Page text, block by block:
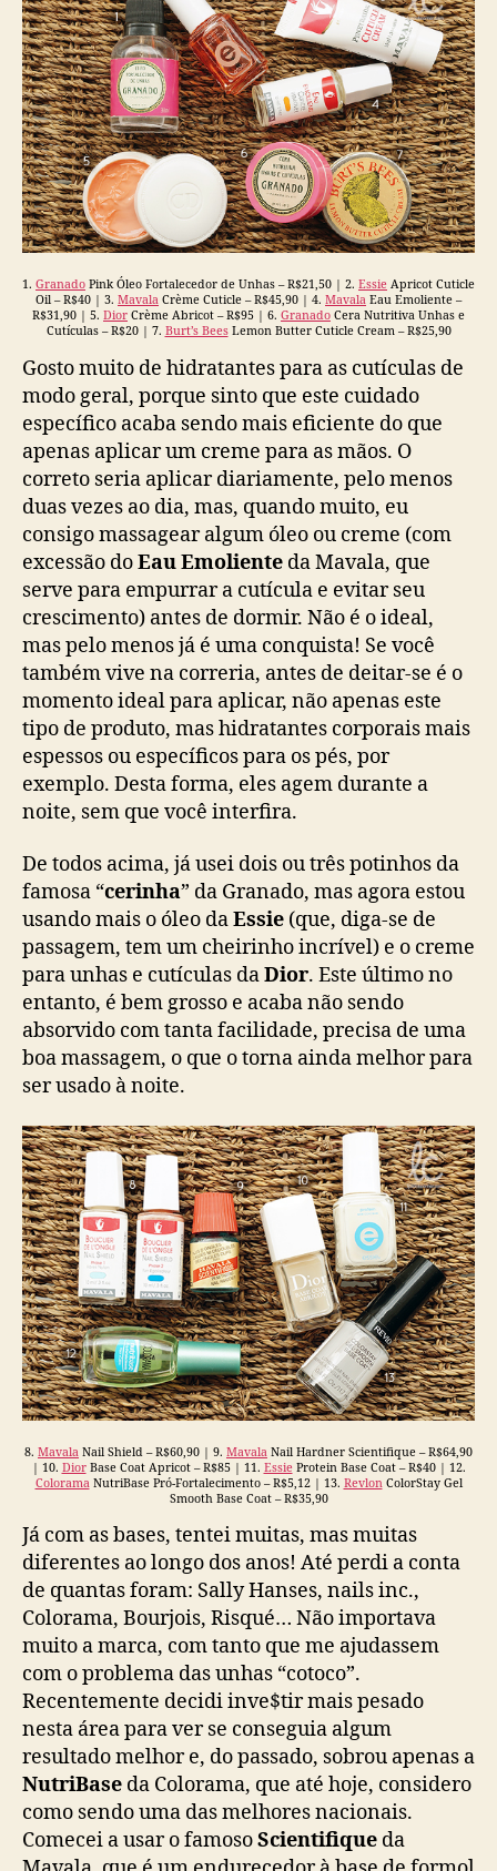
1. Granado Pink Óleo Fortalecedor de Unhas – R$21,50 | 2. Essie Apricot Cuticle
Oil – R$40 | 3. Mavala Crème Cuticle – R$45,90 | 4. Mavala Eau Emoliente –
R$31,90 | 5. Dior Crème Abricot – R$95 | 6. Granado Cera Nutritiva Unhas e
Cutículas – R$20 | 7. Burt’s BeesLemon Butter Cuticle Cream – R$25,90
Gosto muito de hidratantes para as cutículas de
modo geral, porque sinto que este cuidado
específico acaba sendo mais eficiente do que
apenas aplicar um creme para as mãos. O
correto seria aplicar diariamente, pelo menos
duas vezes ao dia, mas, quando muito, eu
consigo massagear algum óleo ou creme (com
excessão doEau Emoliente da Mavala, que
serve para empurrar a cutícula e evitar seu
crescimento) antes de dormir. Não é o ideal,
mas pelo menos já é uma conquista! Se você
também vive na correria, antes de deitar-se é o
momento ideal para aplicar, não apenas este
tipo de produto, mas hidratantes corporais mais
espessos ou específicos para os pés, por
exemplo. Desta forma, eles agem durante a
noite, sem que você interfira.
De todos acima, já usei dois ou três potinhos da
famosa “cerinha” da Granado, mas agora estou
usando mais o óleo daEssie (que, diga-se de
passagem, tem um cheirinho incrível) e o creme
para unhas e cutículas daDior. Este último no
entanto, é bem grosso e acaba não sendo
absorvido com tanta facilidade, precisa de uma
boa massagem, o que o torna ainda melhor para
ser usado à noite.
8. Mavala Nail Shield – R$60,90 | 9. Mavala Nail Hardner Scientifique – R$64,90
| 10. DiorBase Coat Apricot – R$85 | 11. EssieProtein Base Coat – R$40 | 12.
ColoramaNutriBase Pró-Fortalecimento – R$5,12 | 13. RevlonColorStay Gel
Smooth Base Coat – R$35,90
Já com as bases, tentei muitas, mas muitas
diferentes ao longo dos anos! Até perdi a conta
de quantas foram: Sally Hanses, nails inc.,
Colorama, Bourjois, Risqué… Não importava
muito a marca, com tanto que me ajudassem
com o problema das unhas “cotoco”.
Recentemente decidi inve$tir mais pesado
nesta área para ver se conseguia algum
resultado melhor e, do passado, sobrou apenas a
NutriBase da Colorama, que até hoje, considero
como sendo uma das melhores nacionais.
Comecei a usar o famosoScientifique da